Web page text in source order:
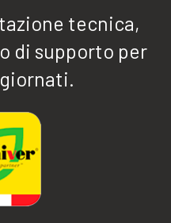
tecnica,
di supporto per